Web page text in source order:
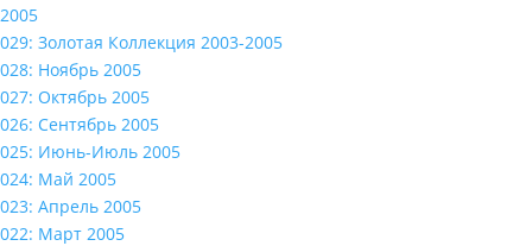
2005
029: Золотая Коллекция 2003-2005
028: Ноябрь 2005
027: Октябрь 2005
026: Сентябрь 2005
025: Июнь-Июль 2005
024: Май 2005
023: Апрель 2005
022: Март 2005